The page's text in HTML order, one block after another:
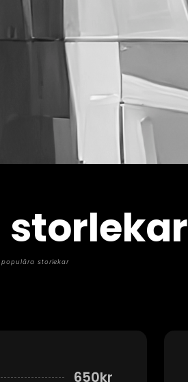
storlekar
storlekar
650kr